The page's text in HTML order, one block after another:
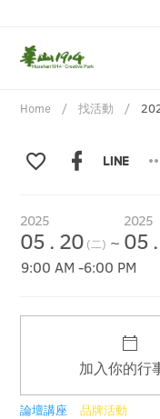
Home 找活動
2025
05 . 20 (二) ~
2025
05 .
9:00 AM-6:00 PM
加入你的行
論壇講座 品牌活動